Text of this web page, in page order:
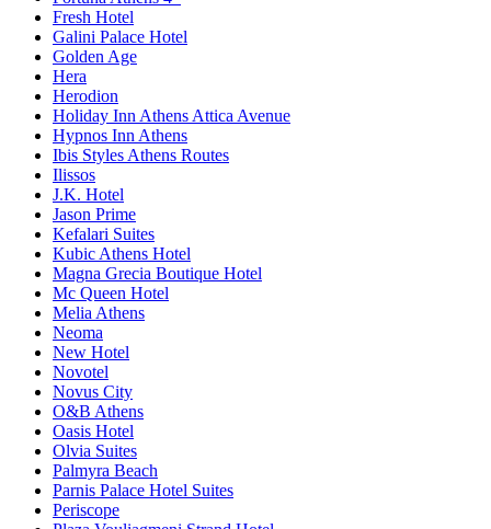
Fresh Hotel
Galini Palace Hotel
Golden Age
Hera
Herodion
Holiday Inn Athens Attica Avenue
Hypnos Inn Athens
Ibis Styles Athens Routes
Ilissos
J.K. Hotel
Jason Prime
Kefalari Suites
Kubic Athens Hotel
Magna Grecia Boutique Hotel
Mc Queen Hotel
Melia Athens
Neoma
New Hotel
Novotel
Novus City
O&B Athens
Oasis Hotel
Olvia Suites
Palmyra Beach
Parnis Palace Hotel Suites
Periscope